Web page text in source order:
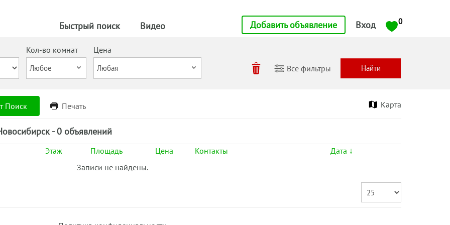
Быстрый поиск Видео Добавить объявление Вход 0
Кол-во комнат
Цена
Все фильтры
Поиск Печать Карта
- 0 объявлений
Этаж Площадь Цена Контакты
Дата ↓
Записи не найдены.